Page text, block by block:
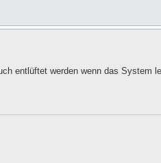
entlüftet werden wenn das System